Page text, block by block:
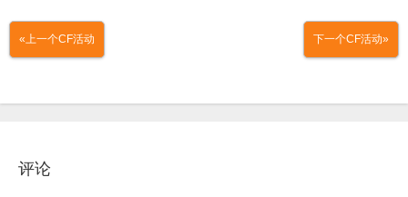
«上一个CF活动 下一个CF活动»
评论